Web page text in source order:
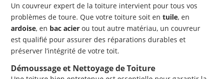
Un couvreur expert de la toiture intervient pour tous vos
problèmes de toure. Que votre toiture soit entuile, en
ardoise, en bac acier ou tout autre matériau, un couvreur
est qualifié pour assurer des réparations durables et
préserver l’intégrité de votre toit.
Démoussage et Nettoyage de Toiture